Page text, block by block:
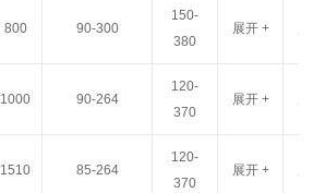
800 90-300
150-
380
展开 +
1000 90-264
120-
370
展开 +
1510 85-264
120-
370
展开 +